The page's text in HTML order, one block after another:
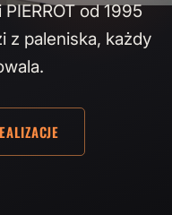
od 1995
z paleniska, każdy